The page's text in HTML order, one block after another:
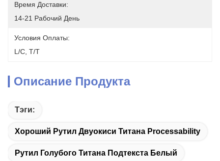
Время Доставки:
14-21 Рабочий День
Условия Оплаты:
L/C, T/T
Описание Продукта
Тэги:
Хороший Рутил Двуокиси Титана Processability
Рутил Голубого Титана Подтекста Белый